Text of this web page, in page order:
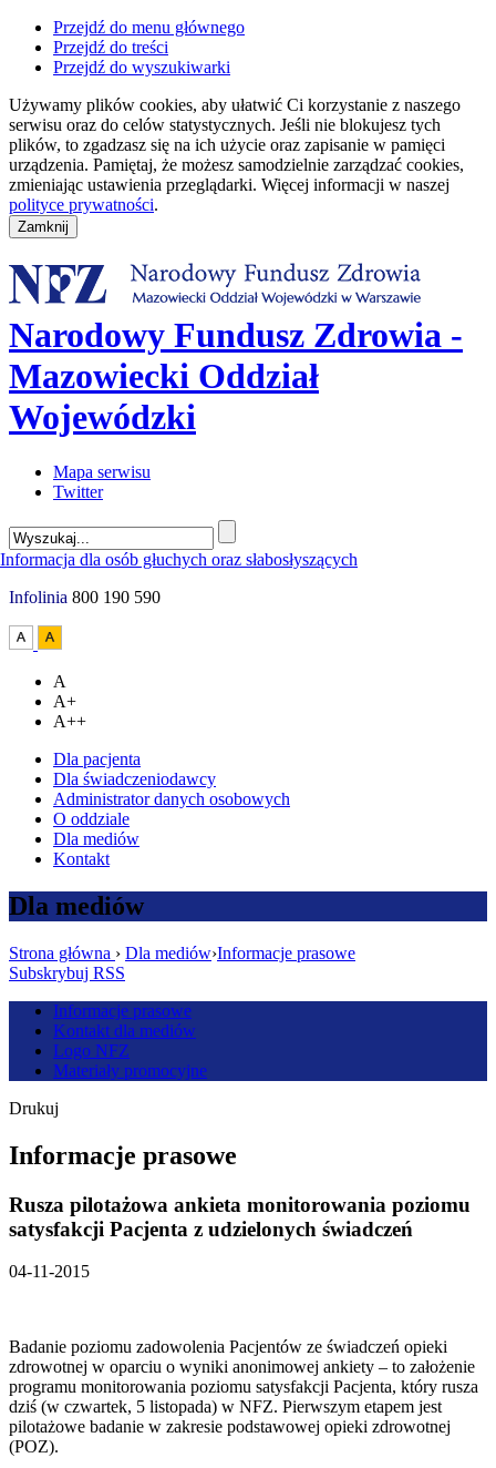
Przejdź do menu głównego
Przejdź do treści
Przejdź do wyszukiwarki
Używamy plików cookies, aby ułatwić Ci korzystanie z naszego
serwisu oraz do celów statystycznych. Jeśli nie blokujesz tych
plików, to zgadzasz się na ich użycie oraz zapisanie w pamięci
urządzenia. Pamiętaj, że możesz samodzielnie zarządzać cookies,
zmieniając ustawienia przeglądarki. Więcej informacji w naszej
polityce prywatności.
Narodowy Fundusz Zdrowia -
Mazowiecki Oddział
Wojewódzki
Mapa serwisu
Twitter
Infolinia 800 190 590
A
A+
A++
Dla pacjenta
Dla świadczeniodawcy
Administrator danych osobowych
O oddziale
Dla mediów
Kontakt
Dla mediów
Strona główna › Dla mediów›Informacje prasowe
Subskrybuj RSS
Informacje prasowe
Kontakt dla mediów
Logo NFZ
Materiały promocyjne
Drukuj
Informacje prasowe
Rusza pilotażowa ankieta monitorowania poziomu
satysfakcji Pacjenta z udzielonych świadczeń
04-11-2015
Badanie poziomu zadowolenia Pacjentów ze świadczeń opieki
zdrowotnej w oparciu o wyniki anonimowej ankiety – to założenie
programu monitorowania poziomu satysfakcji Pacjenta, który rusza
dziś (w czwartek, 5 listopada) w NFZ. Pierwszym etapem jest
pilotażowe badanie w zakresie podstawowej opieki zdrowotnej
(POZ).